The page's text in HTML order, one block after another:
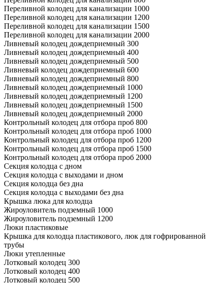
Переливной колодец для канализации 1000
Переливной колодец для канализации 1200
Переливной колодец для канализации 1500
Переливной колодец для канализации 2000
Ливневый колодец дождеприемный 300
Ливневый колодец дождеприемный 400
Ливневый колодец дождеприемный 500
Ливневый колодец дождеприемный 600
Ливневый колодец дождеприемный 800
Ливневый колодец дождеприемный 1000
Ливневый колодец дождеприемный 1200
Ливневый колодец дождеприемный 1500
Ливневый колодец дождеприемный 2000
Контрольный колодец для отбора проб 800
Контрольный колодец для отбора проб 1000
Контрольный колодец для отбора проб 1200
Контрольный колодец для отбора проб 1500
Контрольный колодец для отбора проб 2000
Секция колодца с дном
Секция колодца с выходами и дном
Секция колодца без дна
Секция колодца с выходами без дна
Крышка люка для колодца
Жироуловитель подземный 1000
Жироуловитель подземный 1200
Люки пластиковые
Крышка для колодца пластикового, люк для гофрированной
трубы
Люки утепленные
Лотковый колодец 300
Лотковый колодец 400
Лотковый колодец 500